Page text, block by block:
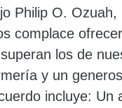
Philip O.
complace
los de
y un
incluye: Un